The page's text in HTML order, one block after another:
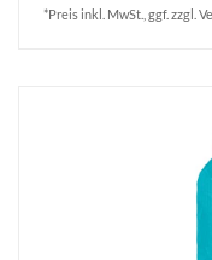
*Preis inkl. MwSt., ggf. zzgl.